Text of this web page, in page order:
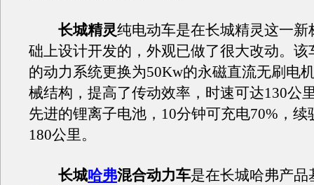
长城精灵纯电动车是在长城精灵这一新
础上设计开发的，外观已做了很大改动。该
的动力系统更换为50Kw的永磁直流无刷电
械结构，提高了传动效率，时速可达130公
先进的锂离子电池，10分钟可充电70%，续
180公里。
长城哈弗混合动力车是在长城哈弗产品